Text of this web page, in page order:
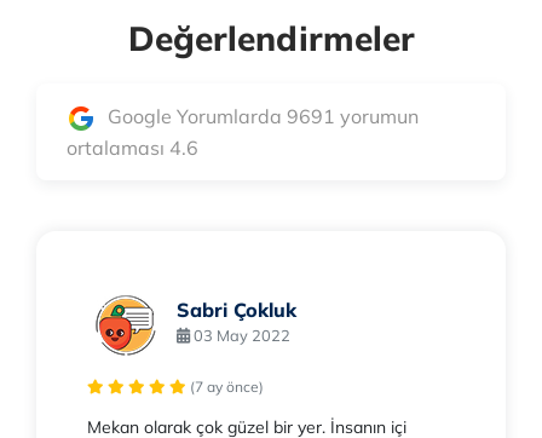
Değerlendirmeler
Google Yorumlarda 9691 yorumun
ortalaması 4.6
Sabri Çokluk
03 May 2022
(7 ay önce)
Mekan olarak çok güzel bir yer. İnsanın içi